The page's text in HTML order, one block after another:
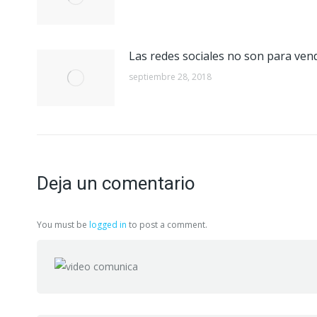
Las redes sociales no son para
septiembre 28, 2018
Deja un comentario
You must be logged in to post a comment.